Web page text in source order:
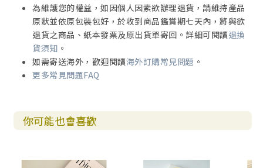
為維護您的權益，如因個人因素欲辦理退貨，請維持產品
原狀並依原包裝包好，於收到商品鑑賞期七天內，將與欲
退貨之商品、紙本發票及原出貨單寄回。詳細可閱讀退換
貨須知 。
如需寄送海外，歡迎閱讀海外訂購常見問題 。
更多常見問題FAQ
你可能也會喜歡